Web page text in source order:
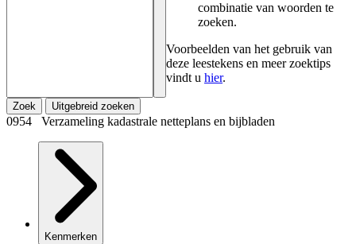
combinatie van woorden te
zoeken.
Voorbeelden van het gebruik van
deze leestekens en meer zoektips
vindt u hier.
Zoek Uitgebreid zoeken
0954 Verzameling kadastrale netteplans en bijbladen
Kenmerken